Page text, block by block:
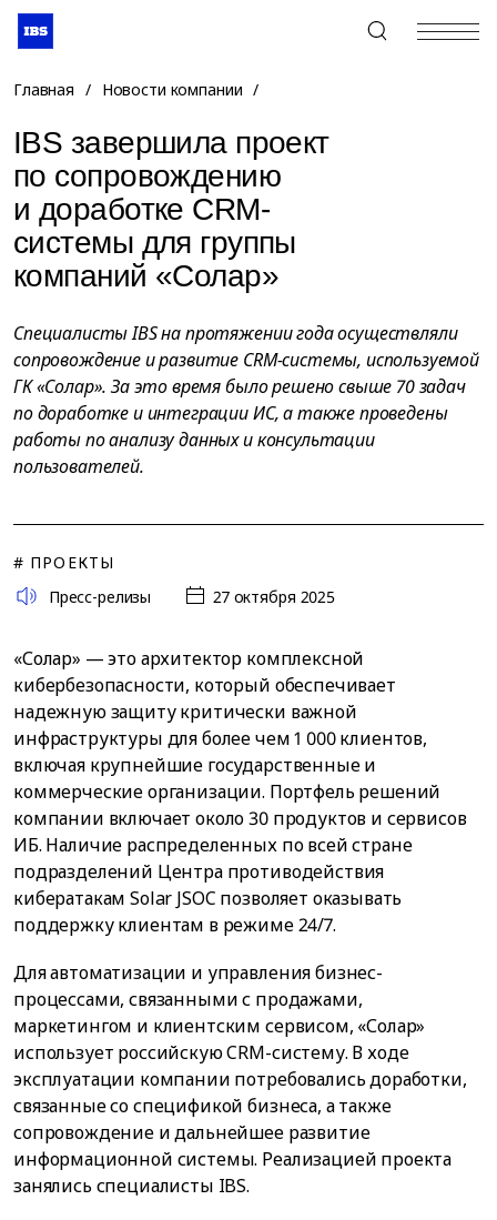
+7 (495) 967-80-80
Главная / Новости компании /
IBS завершила проект
по сопровождению
и доработке CRM-
системы для группы
компаний «Солар»
Специалисты IBS на протяжении года осуществляли
сопровождение и развитие CRM-системы, используемой
ГК «Солар». За это время было решено свыше 70 задач
по доработке и интеграции ИС, а также проведены
работы по анализу данных и консультации
пользователей.
# ПРОЕКТЫ
Пресс-релизы
27 октября 2025
«Солар» — это архитектор комплексной
кибербезопасности, который обеспечивает
надежную защиту критически важной
инфраструктуры для более чем 1 000 клиентов,
включая крупнейшие государственные и
коммерческие организации. Портфель решений
компании включает около 30 продуктов и сервисов
ИБ. Наличие распределенных по всей стране
подразделений Центра противодействия
кибератакам Solar JSOC позволяет оказывать
поддержку клиентам в режиме 24/7.
Для автоматизации и управления бизнес-
процессами, связанными с продажами,
маркетингом и клиентским сервисом, «Солар»
использует российскую CRM-систему. В ходе
эксплуатации компании потребовались доработки,
связанные со спецификой бизнеса, а также
сопровождение и дальнейшее развитие
информационной системы. Реализацией проекта
занялись специалисты IBS.